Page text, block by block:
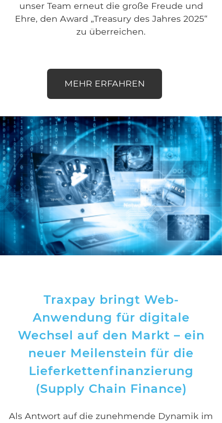
unser Team erneut die große Freude und
Ehre, den Award „Treasury des Jahres 2025“
zu überreichen.
MEHR ERFAHREN
Traxpay bringt Web-
Anwendung für digitale
Wechsel auf den Markt – ein
neuer Meilenstein für die
Lieferkettenfinanzierung
(Supply Chain Finance)
Als Antwort auf die zunehmende Dynamik im